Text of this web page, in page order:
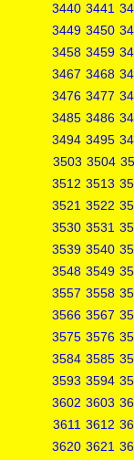
3440 3441
3449 3450
3458 3459
3467 3468
3476 3477
3485 3486
3494 3495
3503 3504
3512 3513
3521 3522
3530 3531
3539 3540
3548 3549
3557 3558
3566 3567
3575 3576
3584 3585
3593 3594
3602 3603
3611 3612
3620 3621